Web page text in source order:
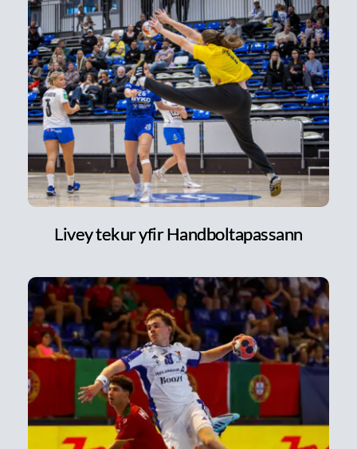
Livey tekur yfir Handboltapassann